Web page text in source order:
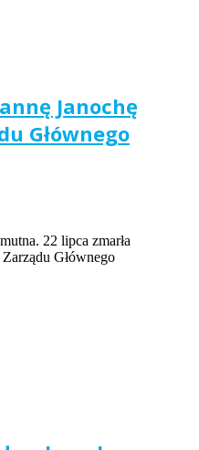
Janochę
Głównego
22 lipca zmarła
Zarządu Głównego